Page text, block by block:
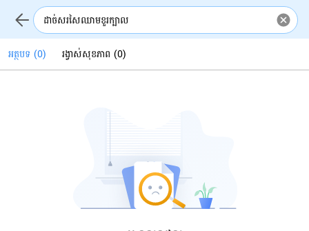
អត្ថបទ (0) រង្វាស់សុខភាព (0)